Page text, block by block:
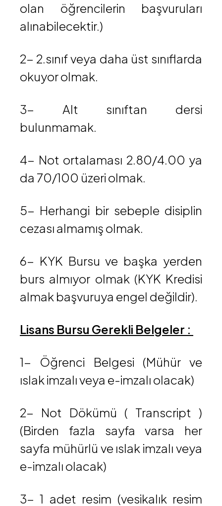
olan öğrencilerin başvuruları
alınabilecektir.)
2- 2.sınıf veya daha üst sınıflarda
okuyor olmak.
3- Alt sınıftan dersi
bulunmamak.
4- Not ortalaması 2.80/4.00 ya
da 70/100 üzeri olmak.
5- Herhangi bir sebeple disiplin
cezası almamış olmak.
6- KYK Bursu ve başka yerden
burs almıyor olmak (KYK Kredisi
almak başvuruya engel değildir).
Lisans Bursu Gerekli Belgeler :
1- Öğrenci Belgesi (Mühür ve
ıslak imzalı veya e-imzalı olacak)
2- Not Dökümü ( Transcript )
(Birden fazla sayfa varsa her
sayfa mühürlü ve ıslak imzalı veya
e-imzalı olacak)
3- 1 adet resim (vesikalık resim